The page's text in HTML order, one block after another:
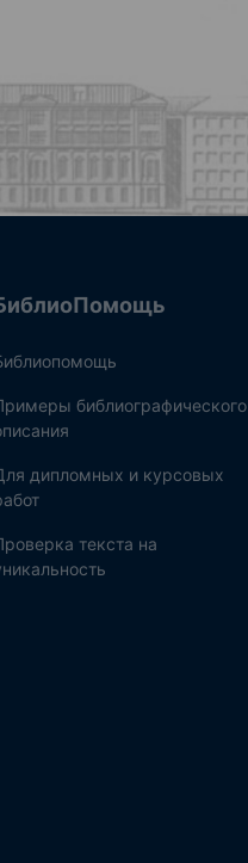
библиографического
дипломных и курсовых
текста на